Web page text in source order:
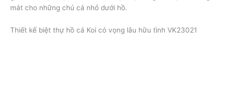
mát cho những chú cá nhỏ dưới hồ.
Thiết kế biệt thự hồ cá Koi có vọng lâu hữu tình VK23021